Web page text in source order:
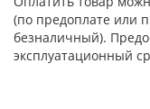
(по предоплате или
безналичный).
эксплуатационный